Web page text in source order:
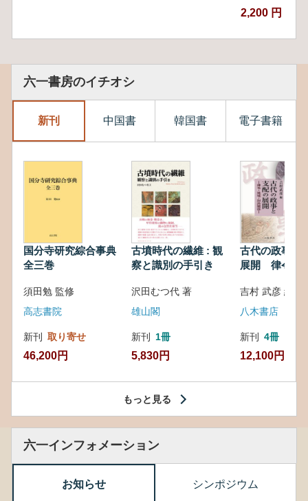
2,200 円
六一書房のイチオシ
新刊 中国書 韓国書 電子書籍
国分寺研究綜合事典
全三巻
須田勉 監修
高志書院
新刊 取り寄せ
46,200円
古墳時代の繊維 : 観
察と識別の手引き
沢田むつ代 著
雄山閣
新刊 1冊
5,830円
古代の政事と
展開 律令・
吉村 武彦 編集
八木書店
新刊 4冊
12,100円
もっと見る
六一インフォメーション
お知らせ シンポジウム